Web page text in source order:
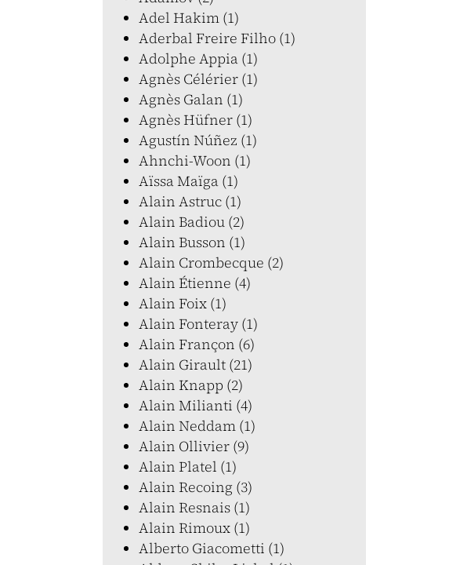
Adel Hakim (1)
Aderbal Freire Filho (1)
Adolphe Appia (1)
Agnès Célérier (1)
Agnès Galan (1)
Agnès Hüfner (1)
Agustín Núñez (1)
Ahnchi-Woon (1)
Aïssa Maïga (1)
Alain Astruc (1)
Alain Badiou (2)
Alain Busson (1)
Alain Crombecque (2)
Alain Étienne (4)
Alain Foix (1)
Alain Fonteray (1)
Alain Françon (6)
Alain Girault (21)
Alain Knapp (2)
Alain Milianti (4)
Alain Neddam (1)
Alain Ollivier (9)
Alain Platel (1)
Alain Recoing (3)
Alain Resnais (1)
Alain Rimoux (1)
Alberto Giacometti (1)